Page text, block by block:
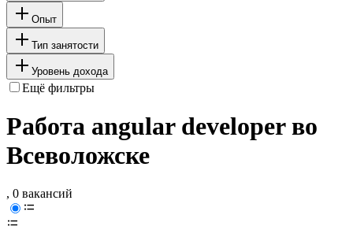
Опыт
Тип занятости
Уровень дохода
Ещё фильтры
Работа angular developer во
Всеволожске
, 0 вакансий